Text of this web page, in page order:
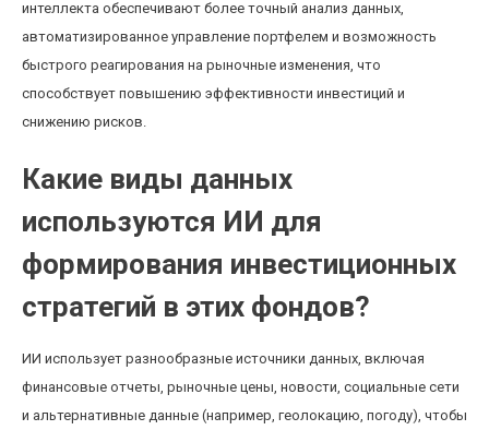
интеллекта обеспечивают более точный анализ данных,
автоматизированное управление портфелем и возможность
быстрого реагирования на рыночные изменения, что
способствует повышению эффективности инвестиций и
снижению рисков.
Какие виды данных
используются ИИ для
формирования инвестиционных
стратегий в этих фондов?
ИИ использует разнообразные источники данных, включая
финансовые отчеты, рыночные цены, новости, социальные сети
и альтернативные данные (например, геолокацию, погоду), чтобы